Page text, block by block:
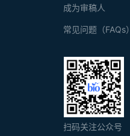
成为审稿人
常见问题（FAQs）
扫码关注公众号